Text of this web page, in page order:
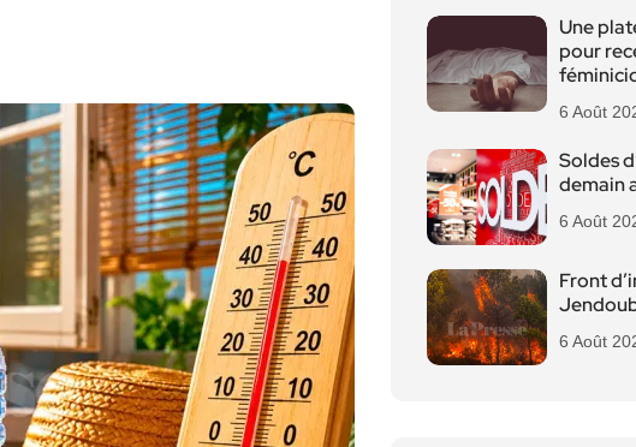
Une
pour
6 Août
Soldes
demain
6 Août
Front
6 Août